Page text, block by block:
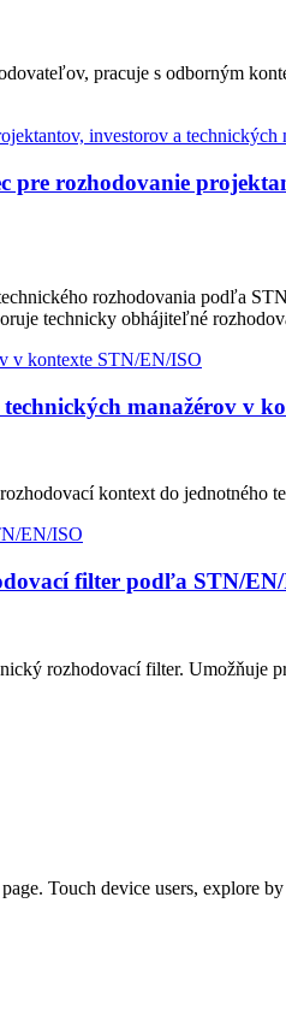
pracuje s odborným
rozhodovanie
rozhodovania podľa
technicky obhájiteľné
manažérov v
kontext do jednotného
filter podľa STN/
rozhodovací filter. Umožňuje
Touch device users, explore